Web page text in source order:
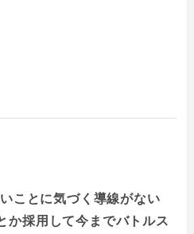
ことに気づく導線がない
か採用して今までバトルス